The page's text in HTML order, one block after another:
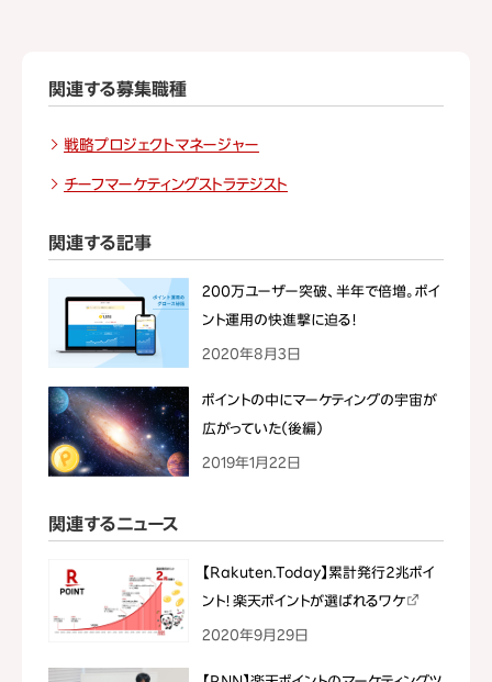
関連する募集職種
戦略プロジェクトマネージャー
チーフマーケティングストラテジスト
関連する記事
200万ユーザー突破、半年で倍増。ポイ
ント運用の快進撃に迫る！
2020年8月3日
ポイントの中にマーケティングの宇宙が
広がっていた（後編）
2019年1月22日
関連するニュース
【Rakuten.Today】累計発行２兆ポイ
ント！ 楽天ポイントが選ばれるワケ
2020年9月29日